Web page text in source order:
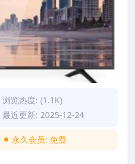
浏览热度: (1.1K)
最近更新: 2025-12-24
永久会员: 免费